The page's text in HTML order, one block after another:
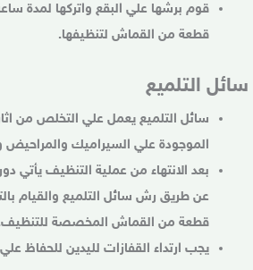
قوم برشها علي البقع واتركها لمدة
قطعة من القماش لتنظيفها.
سائل التلميع
سائل التلميع يعمل علي التخلص من
الموجودة علي السيراميك والمراحيض
بعد الانتهاء من عملية التنظيف يأتي
عن طريق رش سائل التلميع والقيام
قطعة من القماش المخصصة للتنظيف.
يجب ارتداء القفازات لليدين للحفاظ